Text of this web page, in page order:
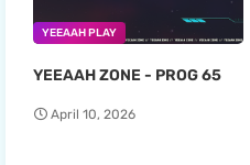
YEEAAH PLAY
YEEAAH ZONE - PROG 65
April 10, 2026